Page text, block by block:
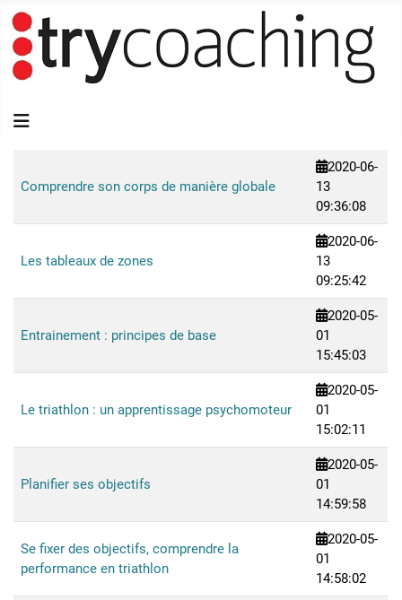
Comprendre son corps de manière globale
2020-06-
13
09:36:08
Les tableaux de zones
2020-06-
13
09:25:42
Entrainement : principes de base
2020-05-
01
15:45:03
Le triathlon : un apprentissage psychomoteur
2020-05-
01
15:02:11
Planifier ses objectifs
2020-05-
01
14:59:58
Se fixer des objectifs, comprendre la
performance en triathlon
2020-05-
01
14:58:02